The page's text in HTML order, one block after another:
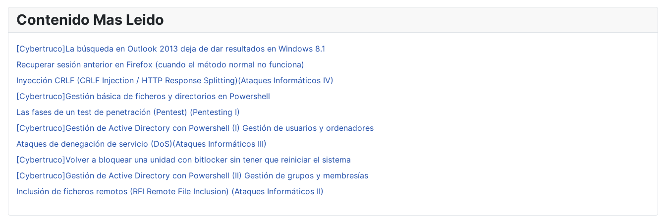
Contenido Mas Leido
[Cybertruco]La búsqueda en Outlook 2013 deja de dar resultados en Windows 8.1
Recuperar sesión anterior en Firefox (cuando el método normal no funciona)
Inyección CRLF (CRLF Injection / HTTP Response Splitting)(Ataques Informáticos IV)
[Cybertruco]Gestión básica de ficheros y directorios en Powershell
Las fases de un test de penetración (Pentest) (Pentesting I)
[Cybertruco]Gestión de Active Directory con Powershell (I) Gestión de usuarios y ordenadores
Ataques de denegación de servicio (DoS)(Ataques Informáticos III)
[Cybertruco]Volver a bloquear una unidad con bitlocker sin tener que reiniciar el sistema
[Cybertruco]Gestión de Active Directory con Powershell (II) Gestión de grupos y membresías
Inclusión de ficheros remotos (RFI Remote File Inclusion) (Ataques Informáticos II)